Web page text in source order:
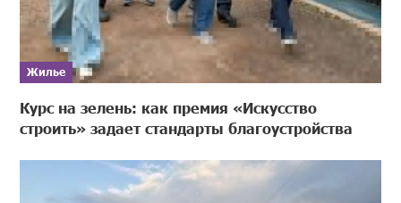
Жилье
Курс на зелень: как премия «Искусство
строить» задает стандарты благоустройства